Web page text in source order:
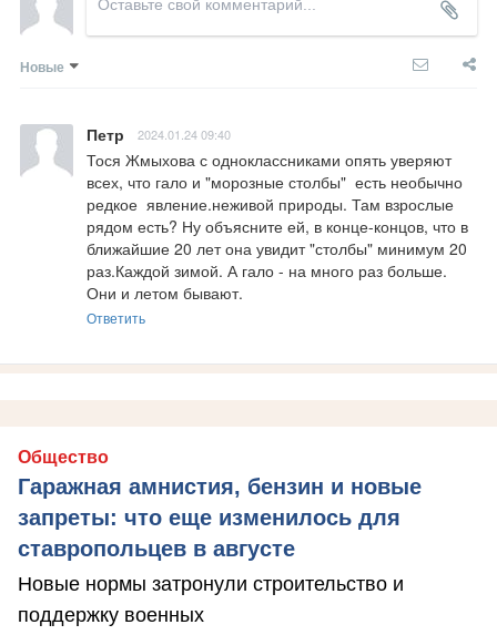
Новые
Петр 2024.01.24 09:40
Тося Жмыхова с одноклассниками опять уверяют
всех, что гало и "морозные столбы"  есть необычно
редкое  явление.неживой природы. Там взрослые
рядом есть? Ну объясните ей, в конце-концов, что в
ближайшие 20 лет она увидит "столбы" минимум 20
раз.Каждой зимой. А гало - на много раз больше.
Они и летом бывают.
Ответить
Общество
Гаражная амнистия, бензин и новые
запреты: что еще изменилось для
ставропольцев в августе
Новые нормы затронули строительство и
поддержку военных